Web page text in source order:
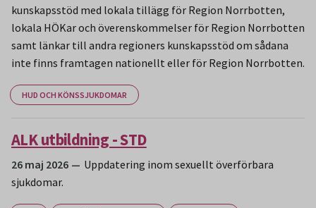
kunskapsstöd med lokala tillägg för Region Norrbotten,
lokala HÖKar och överenskommelser för Region Norrbotten
samt länkar till andra regioners kunskapsstöd om sådana
inte finns framtagen nationellt eller för Region Norrbotten.
HUD OCH KÖNSSJUKDOMAR
ALK utbildning - STD
26 maj 2026
Uppdatering inom sexuellt överförbara
sjukdomar.